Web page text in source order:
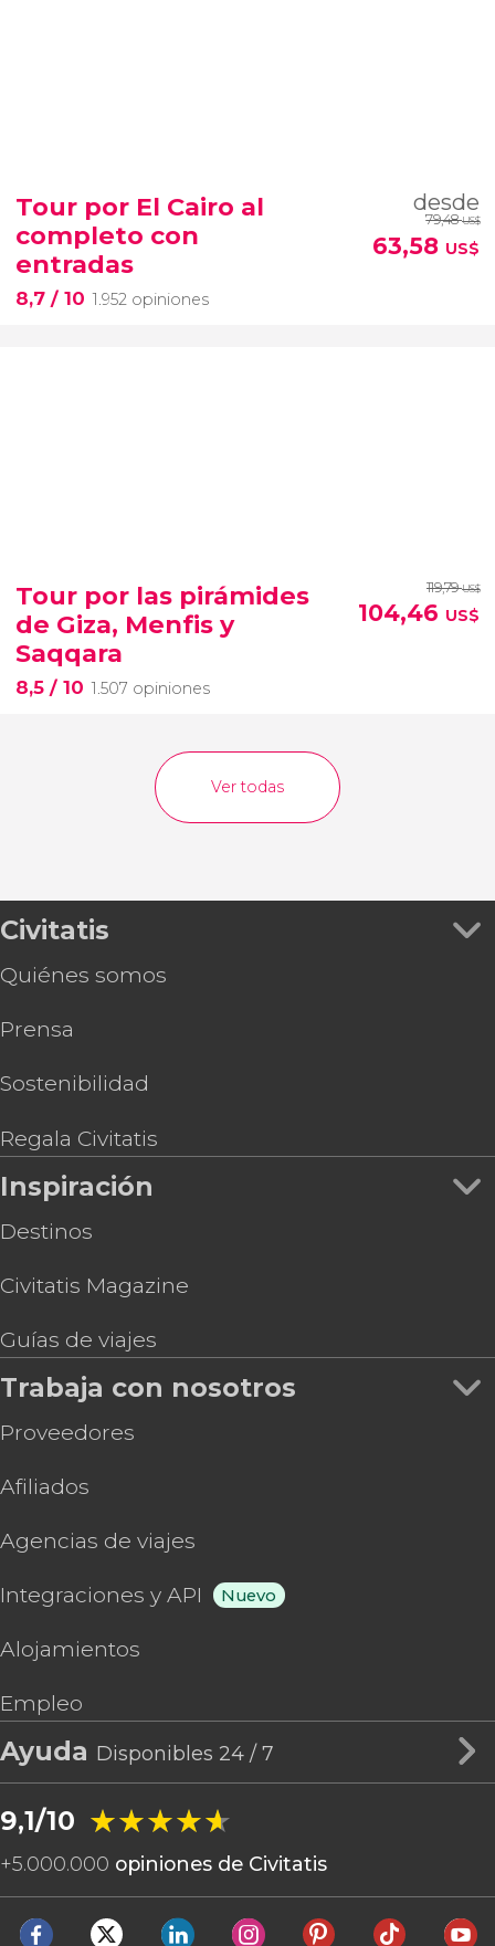
Tour por El Cairo al
completo con
entradas
8,7 / 10 1.952 opiniones
desde
79,48US$
63,58 US$
Tour por las pirámides
de Giza, Menfis y
Saqqara
8,5 / 10 1.507 opiniones
119,79US$
104,46 US$
Ver todas
Civitatis
Quiénes somos
Prensa
Sostenibilidad
Regala Civitatis
Inspiración
Destinos
Civitatis Magazine
Guías de viajes
Trabaja con nosotros
Proveedores
Afiliados
Agencias de viajes
Integraciones y API Nuevo
Alojamientos
Empleo
Ayuda Disponibles 24 / 7
9,1/10 ★★★★★
★★★★★
+5.000.000 opiniones de Civitatis